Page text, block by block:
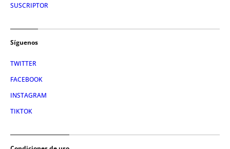
SUSCRIPTOR
Síguenos
TWITTER
FACEBOOK
INSTAGRAM
TIKTOK